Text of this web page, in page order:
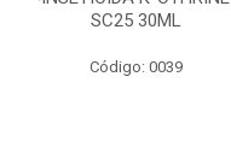
SC25 30ML
Código: 0039